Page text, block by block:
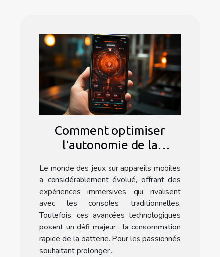
Comment optimiser
l'autonomie de la
sessions de jeu
prolongées sur mobile
Le monde des jeux sur appareils mobiles
a considérablement évolué, offrant des
expériences immersives qui rivalisent
avec les consoles traditionnelles.
Toutefois, ces avancées technologiques
posent un défi majeur : la consommation
rapide de la batterie. Pour les passionnés
souhaitant prolonger...